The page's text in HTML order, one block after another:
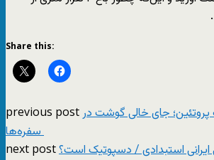
Share this:
previous post جای خالی گوشت در
سفره‌ها
next postایرانی استبدادی / دسپوتیک است؟